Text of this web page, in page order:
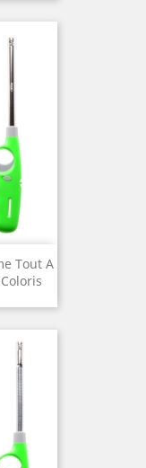
Tout A